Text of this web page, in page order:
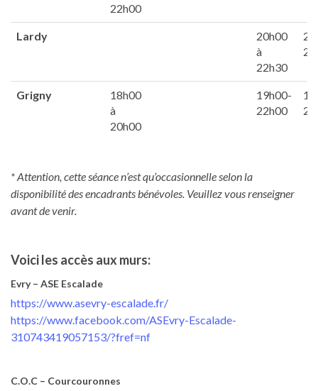
22h00
Lardy
20h00
à
22h30
Grigny
18h00
à
20h00
19h00-
22h00
* Attention, cette séance n’est qu’occasionnelle selon la
disponibilité des encadrants bénévoles. Veuillez vous renseigner
avant de venir.
Voici les accès aux murs:
Evry – ASE Escalade
https://www.asevry-escalade.fr/
https://www.facebook.com/ASEvry-Escalade-
310743419057153/?fref=nf
C.O.C – Courcouronnes